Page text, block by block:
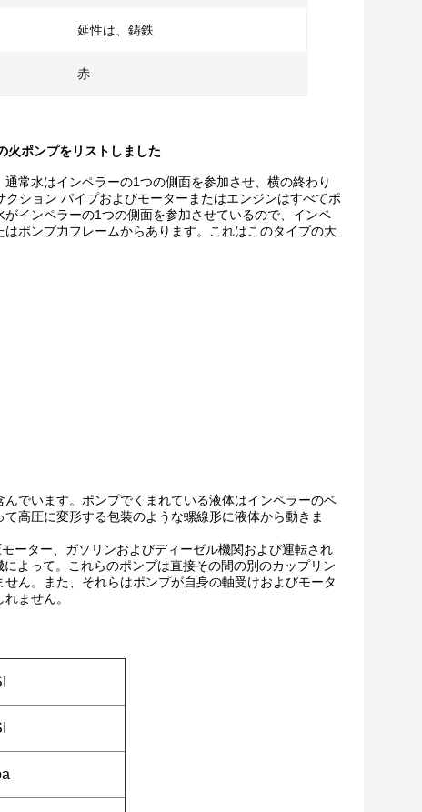
延性は、鋳鉄
赤
火ポンプをリストしました
常水はインペラーの1つの側面を参加させ、横の終わり
ション パイプおよびモーターまたはエンジンはすべてポ
インペラーの1つの側面を参加させているので、インペ
ポンプ力フレームからあります。これはこのタイプの大
でいます。ポンプでくまれている液体はインペラーのベ
高圧に変形する包装のような螺線形に液体から動きま
ーター、ガソリンおよびディーゼル機関および運転され
よって。これらのポンプは直接その間の別のカップリン
ん。また、それらはポンプが自身の軸受けおよびモータ
ません。